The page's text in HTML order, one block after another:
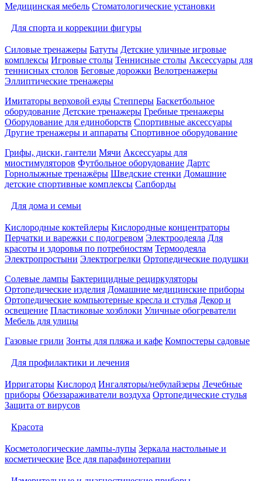
Медицинская мебель Стоматологические установки
Для спорта и коррекции фигуры
Силовые тренажеры Батуты Детские уличные игровые
комплексы Игровые столы Теннисные столы Аксессуары для
теннисных столов Беговые дорожки Велотренажеры
Эллиптические тренажеры
Имитаторы верховой езды Степперы Баскетбольное
оборудование Детские тренажеры Гребные тренажеры
Оборудование для единоборств Спортивные аксессуары
Другие тренажеры и аппараты Спортивное оборудование
Грифы, диски, гантели Мячи Аксессуары для
миостимуляторов Футбольное оборудование Дартс
Горнолыжные тренажёры Шведские стенки Домашние
детские спортивные комплексы Сапборды
Для дома и семьи
Кислородные коктейлеры Кислородные концентраторы
Перчатки и варежки с подогревом Электроодеяла Для
красоты и здоровья по потребностям Термоодеяла
Электропростыни Электрогрелки Ортопедические подушки
Солевые лампы Бактерицидные рециркуляторы
Ортопедические изделия Домашние медицинские приборы
Ортопедические компьютерные кресла и стулья Декор и
освещение Пластиковые хозблоки Уличные обогреватели
Мебель для улицы
Газовые грили Зонты для пляжа и кафе Компостеры садовые
Для профилактики и лечения
Ирригаторы Кислород Ингаляторы/небулайзеры Лечебные
приборы Обеззараживатели воздуха Ортопедические стулья
Защита от вирусов
Красота
Косметологические лампы-лупы Зеркала настольные и
косметические Все для парафинотерапии